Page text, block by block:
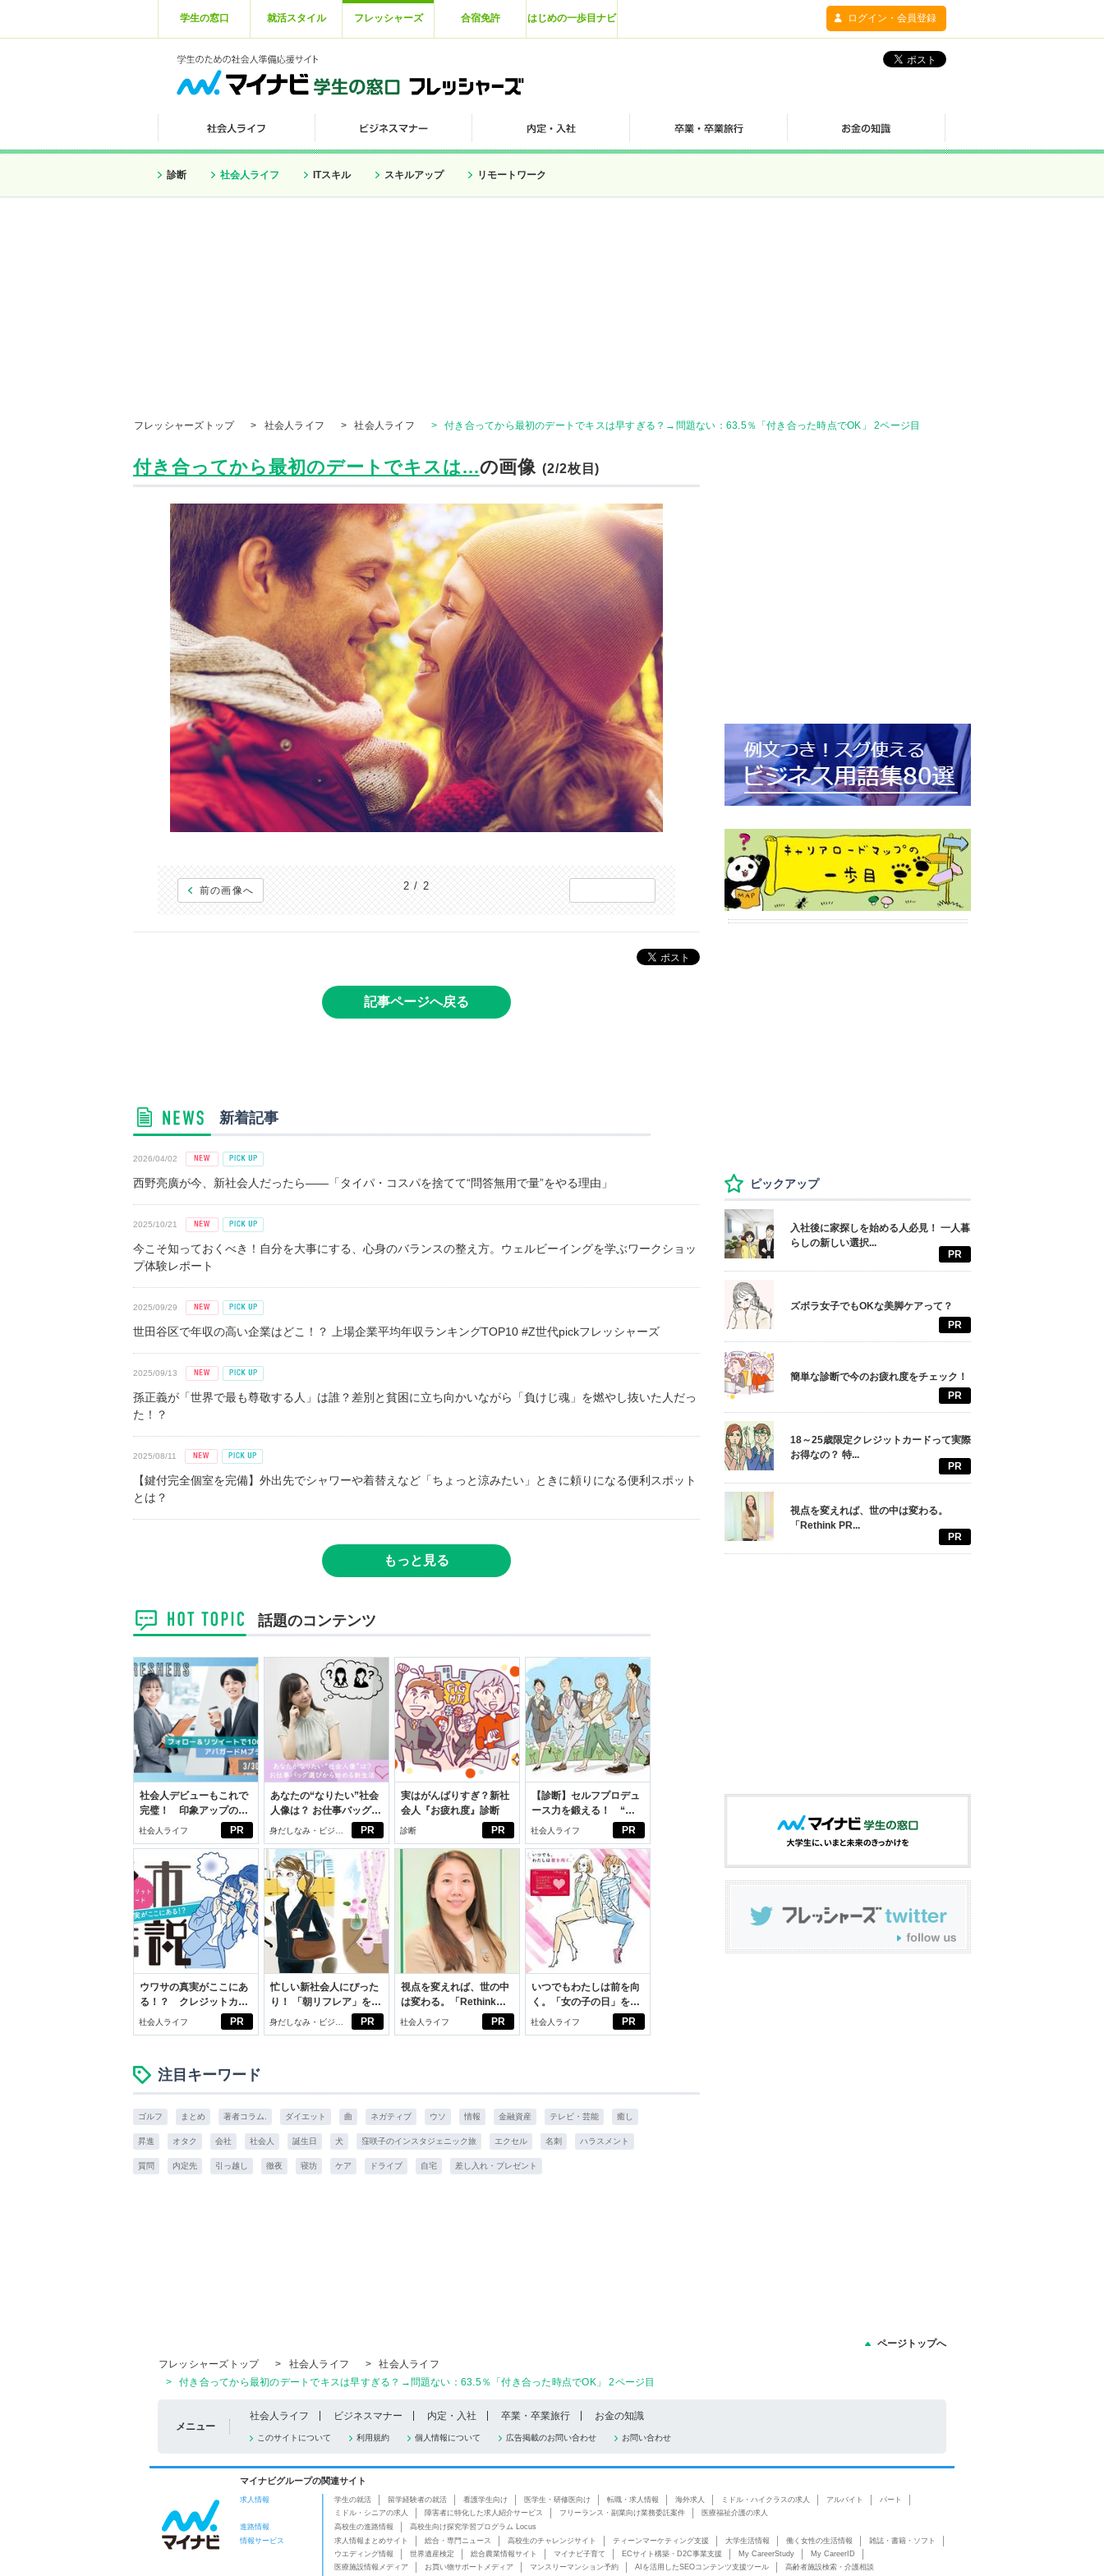
学生の窓口 就活スタイル フレッシャーズ 合宿免許 はじめの一歩目ナビ ログイン・会員登録
診断 社会人ライフ ITスキル スキルアップ リモートワーク
フレッシャーズトップ > 社会人ライフ > 社会人ライフ > 付き合ってから最初のデートでキスは早すぎる？→問題ない：63.5％「付き合った時点でOK」 2ページ目
付き合ってから最初のデートでキスは...の画像(2/2枚目)
前の画像へ 2 / 2
記事ページへ戻る
新着記事
2026/04/02
西野亮廣が今、新社会人だったら――「タイパ・コスパを捨てて“問答無用で量”をやる理由」
2025/10/21
今こそ知っておくべき！自分を大事にする、心身のバランスの整え方。ウェルビーイングを学ぶワークショッ
プ体験レポート
2025/09/29
世田谷区で年収の高い企業はどこ！？ 上場企業平均年収ランキングTOP10 #Z世代pickフレッシャーズ
2025/09/13
孫正義が「世界で最も尊敬する人」は誰？差別と貧困に立ち向かいながら「負けじ魂」を燃やし抜いた人だっ
た！？
2025/08/11
【鍵付完全個室を完備】外出先でシャワーや着替えなど「ちょっと涼みたい」ときに頼りになる便利スポット
とは？
もっと見る
話題のコンテンツ
PR
社会人デビューもこれで
完璧！ 印象アップのセ
ルフプロデュース術
社会人ライフ PR
あなたの“なりたい”社会
人像は？ お仕事バッグ選
びから始める新生活
身だしなみ・ビジネ
スアイテム
PR
実はがんばりすぎ？新社
会人『お疲れ度』診断
診断 PR
【診断】セルフプロデュ
ース力を鍛える！ “ジ
ブン観”診断
社会人ライフ
PR
ウワサの真実がここにあ
る！？ クレジットカー
ドの都市伝説
社会人ライフ PR
忙しい新社会人にぴった
り！ 「朝リフレア」をは
じめよう。しっかりニオ
イケアして24時間快適。
身だしなみ・ビジネ
スアイテム
PR
視点を変えれば、世の中
は変わる。「Rethink
PROJECT」がつたえた
社会人ライフ PR
いつでもわたしは前を向
く。「女の子の日」を前
向きに♪社会人エリ・大
社会人ライフ
注目キーワード
ゴルフ まとめ 著者コラム. ダイエット 曲 ネガティブ ウソ 情報 金融資産 テレビ・芸能 癒し
昇進 オタク 会社 社会人 誕生日 犬 窪咲子のインスタジェニック旅 エクセル 名刺 ハラスメント
質問 内定先 引っ越し 徹夜 寝坊 ケア ドライブ 自宅 差し入れ・プレゼント
ピックアップ
入社後に家探しを始める人必見！ 一人暮
らしの新しい選択...
PR
ズボラ女子でもOKな美脚ケアって？
PR
簡単な診断で今のお疲れ度をチェック！
PR
18～25歳限定クレジットカードって実際
お得なの？ 特...
PR
視点を変えれば、世の中は変わる。
「Rethink PR...
PR
ページトップへ
フレッシャーズトップ
> 社会人ライフ >
社会人ライフ
>
付き合ってから最初のデートでキスは早すぎる？→問題ない：63.5％「付き合った時点でOK」 2ページ目
メニュー
社会人ライフ ビジネスマナー 内定・入社 卒業・卒業旅行 お金の知識
このサイトについて 利用規約 個人情報について 広告掲載のお問い合わせ お問い合わせ
マイナビグループの関連サイト
求人情報 学生の就活 留学経験者の就活 看護学生向け 医学生・研修医向け 転職・求人情報 海外求人 ミドル・ハイクラスの求人 アルバイト
パート
ミドル・シニアの求人
障害者に特化した求人紹介サービス フリーランス・副業向け業務委託案件
医療福祉介護の求人
進路情報
高校生の進路情報
高校生向け探究学習プログラム Locus
情報サービス
求人情報まとめサイト 総合・専門ニュース 高校生のチャレンジサイト ティーンマーケティング支援 大学生活情報 働く女性の生活情報
雑誌・書籍・ソフト
ウエディング情報
世界遺産検定 総合農業情報サイト マイナビ子育て ECサイト構築・D2C事業支援 My CareerStudy
My CareerID
医療施設情報メディア
お買い物サポートメディア マンスリーマンション予約 AIを活用したSEOコンテンツ支援ツール 高齢者施設検索・介護相談